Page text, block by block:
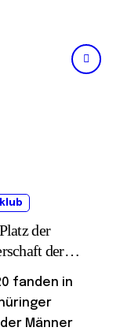
der
der
fanden in
Männer